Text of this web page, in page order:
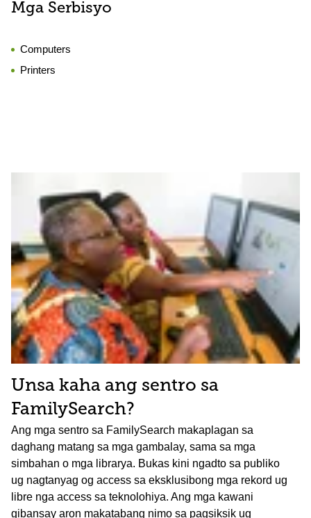
Mga Serbisyo
Computers
Printers
Unsa kaha ang sentro sa
FamilySearch?
Ang mga sentro sa FamilySearch makaplagan sa
daghang matang sa mga gambalay, sama sa mga
simbahan o mga librarya. Bukas kini ngadto sa publiko
ug nagtanyag og access sa eksklusibong mga rekord ug
libre nga access sa teknolohiya. Ang mga kawani
gibansay aron makatabang nimo sa pagsiksik ug